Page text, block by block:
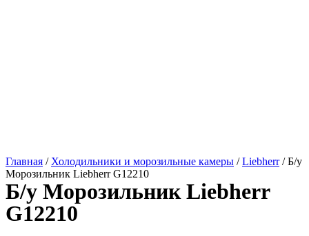
Главная / Холодильники и морозильные камеры /Liebherr/ Б/у
Морозильник Liebherr G12210
Б/у Морозильник Liebherr
G12210